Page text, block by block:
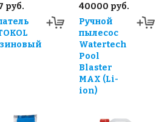
руб.
40000 руб.
Ручной
пылесос
Watertech
Pool
Blaster
MAX (Li-
ion)